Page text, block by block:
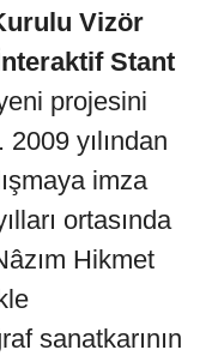
Vizör
Stant
projesini
yılından
imza
ortasında
Hikmet
sanatkarının